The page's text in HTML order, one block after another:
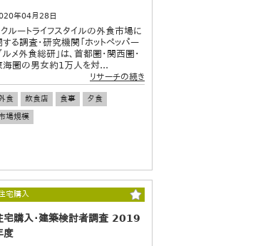
年04月28日
クルートライフスタイルの外食市場に
する調査・研究機関「ホットペッパー
ルメ外食総研」は、首都圏・関西圏・
海圏の男女約1万人を対...
リサーチの続き
食 飲食店 食事
夕食
場規模
宅購入
宅購入・建築検討者調査 2019
度